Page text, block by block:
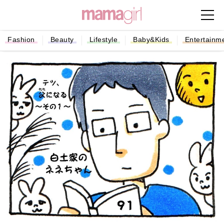
Fashion Beauty Lifestyle Baby&Kids